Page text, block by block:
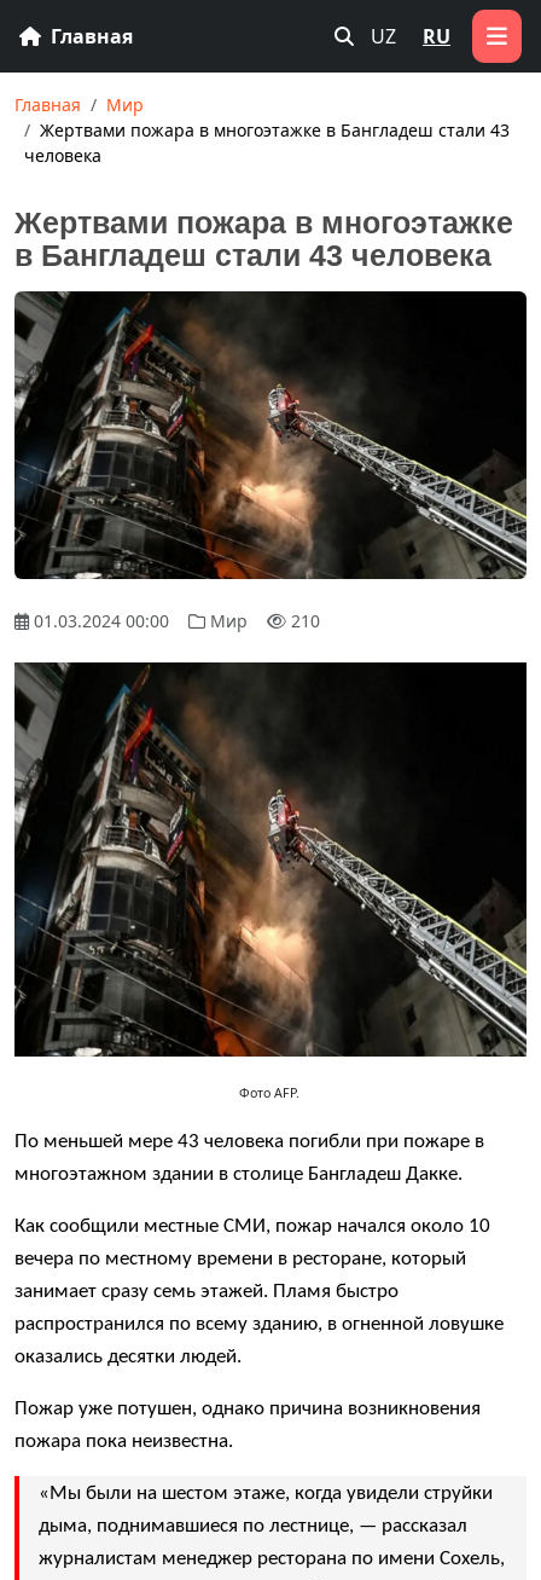
Главная UZ RU
Главная
Мир
Жертвами пожара в многоэтажке в Бангладеш стали 43
человека
Жертвами пожара в многоэтажке
в Бангладеш стали 43 человека
01.03.2024 00:00 Мир 210
Фото AFP.
По меньшей мере 43 человека погибли при пожаре в
многоэтажном здании в столице Бангладеш Дакке.
Как сообщили местные СМИ, пожар начался около 10
вечера по местному времени в ресторане, который
занимает сразу семь этажей. Пламя быстро
распространился по всему зданию, в огненной ловушке
оказались десятки людей.
Пожар уже потушен, однако причина возникновения
пожара пока неизвестна.
«Мы были на шестом этаже, когда увидели струйки
дыма, поднимавшиеся по лестнице, — рассказал
журналистам менеджер ресторана по имени Сохель,